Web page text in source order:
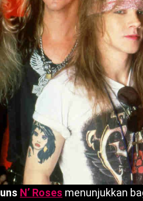
N’ Roses menunjukkan